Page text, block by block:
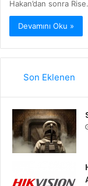
Hakan’dan sonra
Devamını Oku »
Son Eklenen